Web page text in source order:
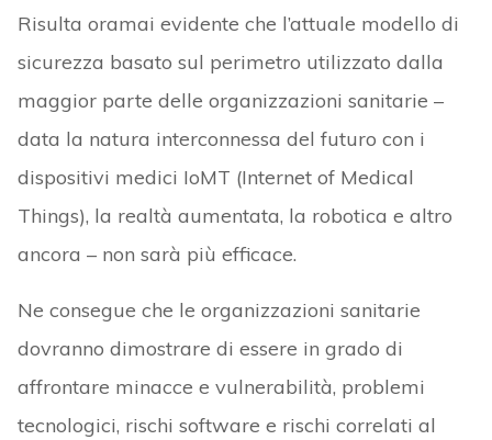
Ne consegue che le organizzazioni sanitarie
dovranno dimostrare di essere in grado di
affrontare minacce e vulnerabilità, problemi
tecnologici, rischi software e rischi correlati al
fattore umano.
È doveroso ricordare che l’architettura zero-trust
agli utenti e ai dispositivi viene concesso l’accesso
solo alle risorse di cui hanno bisogno per eseguire
le loro attività specifiche.